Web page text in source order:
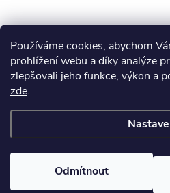
Používáme cookies, abychom
prohlížení webu a díky analýze
zlepšovali jeho funkce, výkon a
zde.
Odmítnout